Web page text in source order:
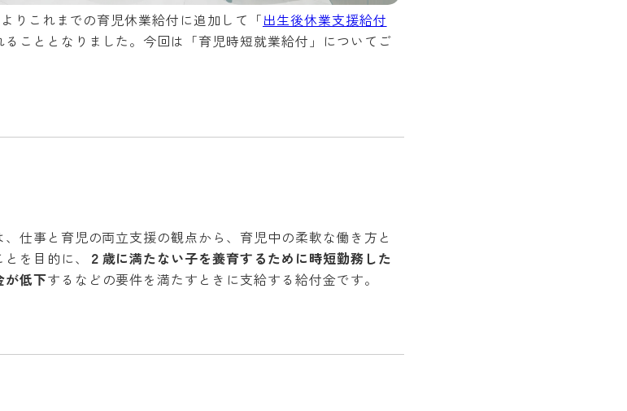
りこれまでの育児休業給付に追加して「出生後休業支援給付
ることとなりました。今回は「育児時短就業給付」についてご
仕事と育児の両立支援の観点から、育児中の柔軟な働き方と
を目的に、
２歳に満たない子を養育するために時短勤務した
が低下するなどの要件を満たすときに支給する給付金です。